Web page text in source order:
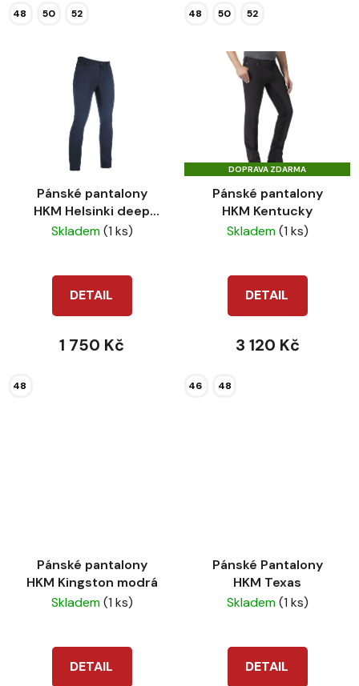
48 50 52 48 50 52
Pánské pantalony
HKM Helsinki deep
blue
Skladem(1 ks)
DETAIL
1 750 Kč
48
DOPRAVA ZDARMA
Pánské pantalony
HKM Kentucky
Skladem(1 ks)
DETAIL
3 120 Kč
46 48
Pánské pantalony
HKM Kingston modrá
Skladem(1 ks)
DETAIL
Pánské Pantalony
HKM Texas
Skladem(1 ks)
DETAIL